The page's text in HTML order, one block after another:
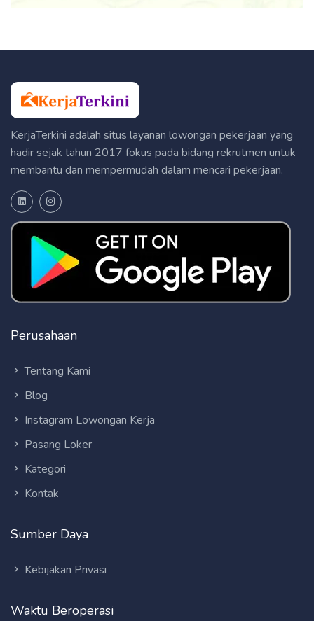
KerjaTerkini adalah situs layanan lowongan pekerjaan yang
hadir sejak tahun 2017 fokus pada bidang rekrutmen untuk
membantu dan mempermudah dalam mencari pekerjaan.
Perusahaan
Tentang Kami
Blog
Instagram Lowongan Kerja
Pasang Loker
Kategori
Kontak
Sumber Daya
Kebijakan Privasi
Waktu Beroperasi